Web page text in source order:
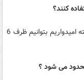
کنند؟
فعلا پهنای باند در اختیار سیستم دولتی است البته امیدواریم بتوانیم ظرف 6
می شود ؟